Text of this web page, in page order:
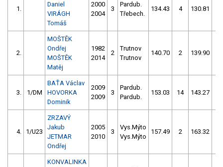
1.
Daniel
VIRÁGH
Tomáš
2000
2004
3
Pardub.
Třebech.
134.43 4 130.81
2.
MOŠTĚK
Ondřej
MOŠTĚK
Matěj
1982
2014
2
Trutnov
Trutnov
140.70 2 139.90
3. 1/DM
BAŤA Václav
HOVORKA
Dominik
2009
2009
3
Pardub.
Pardub.
153.03 14 143.27
4. 1/U23
ZRZAVÝ
Jakub
JETMAR
Ondřej
2005
2010
3
Vys.Mýto
Vys.Mýto
157.49 2 163.32
KONVALINKA